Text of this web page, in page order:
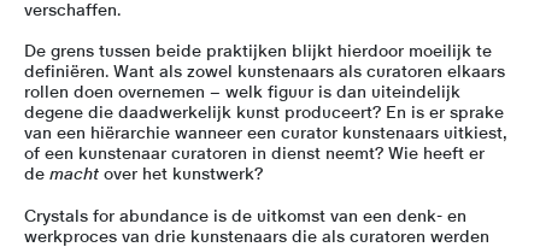
verschaffen.
De grens tussen beide praktijken blijkt hierdoor moeilijk te
definiëren. Want als zowel kunstenaars als curatoren elkaars
rollen doen overnemen – welk figuur is dan uiteindelijk
degene die daadwerkelijk kunst produceert? En is er sprake
van een hiërarchie wanneer een curator kunstenaars uitkiest,
of een kunstenaar curatoren in dienst neemt? Wie heeft er
de macht over het kunstwerk?
Crystals for abundance is de uitkomst van een denk- en
werkproces van drie kunstenaars die als curatoren werden